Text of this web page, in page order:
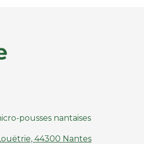
pousses nantaises
44300 Nantes